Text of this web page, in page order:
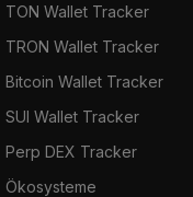
TON Wallet Tracker
TRON Wallet Tracker
Bitcoin Wallet Tracker
SUI Wallet Tracker
Perp DEX Tracker
Ökosysteme